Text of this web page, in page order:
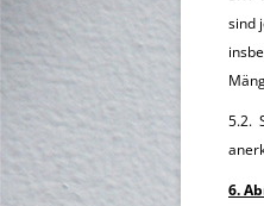
sind
5.2.
6.